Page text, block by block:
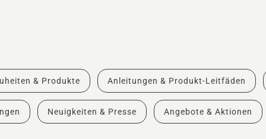
& Produkte Anleitungen & Produkt-Leitfäden
Neuigkeiten & Presse Angebote & Aktionen